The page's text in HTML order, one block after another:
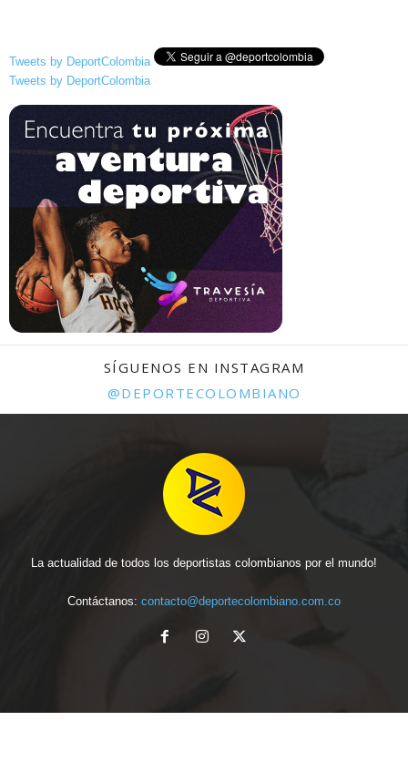
Tweets by DeportColombia
Tweets by DeportColombia
SÍGUENOS EN INSTAGRAM
@DEPORTECOLOMBIANO
La actualidad de todos los deportistas colombianos por el mundo!
Contáctanos: contacto@deportecolombiano.com.co